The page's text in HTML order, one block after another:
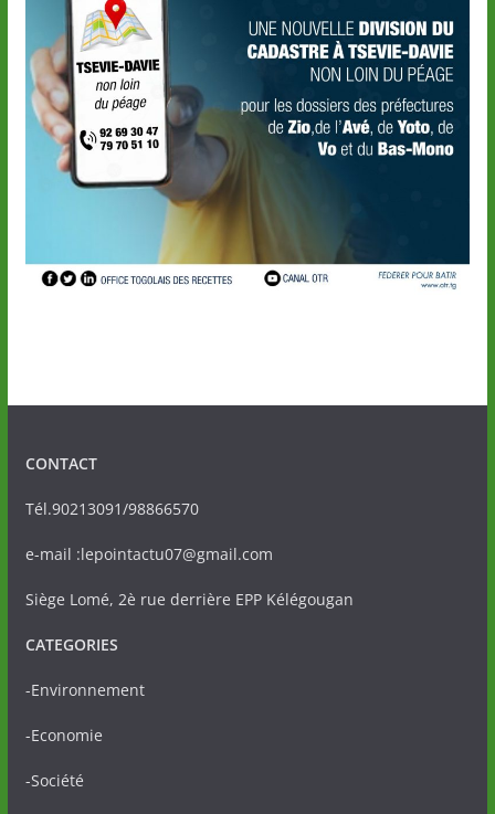
CONTACT
Tél.90213091/98866570
e-mail :lepointactu07@gmail.com
Siège Lomé, 2è rue derrière EPP Kélégougan
CATEGORIES
-Environnement
-Economie
-Société